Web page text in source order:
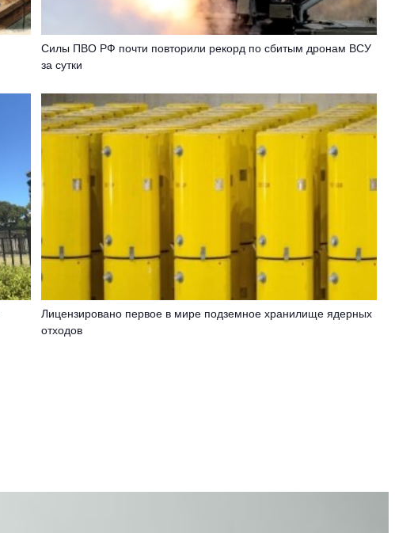
Cилы ПВО РФ почти повторили рекорд по сбитым дронам ВСУ
за сутки
Лицензировано первое в мире подземное хранилище ядерных
отходов